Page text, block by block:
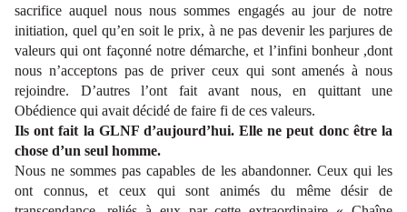
sacrifice auquel nous nous sommes engagés au jour de notre
initiation, quel qu’en soit le prix, à ne pas devenir les parjures de
valeurs qui ont façonné notre démarche, et l’infini bonheur ,dont
nous n’acceptons pas de priver ceux qui sont amenés à nous
rejoindre. D’autres l’ont fait avant nous, en quittant une
Obédience qui avait décidé de faire fi de ces valeurs.
Ils ont fait la GLNF d’aujourd’hui. Elle ne peut donc être la
chose d’un seul homme.
Nous ne sommes pas capables de les abandonner. Ceux qui les
ont connus, et ceux qui sont animés du même désir de